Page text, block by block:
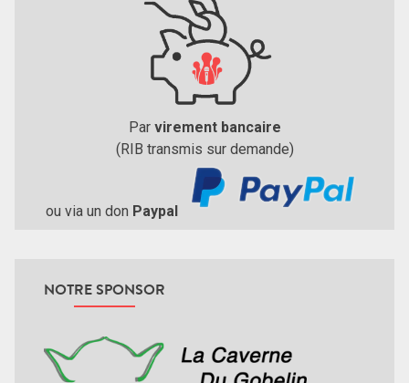
Par virement bancaire
(RIB transmis sur demande)
ou via un don Paypal
NOTRE SPONSOR